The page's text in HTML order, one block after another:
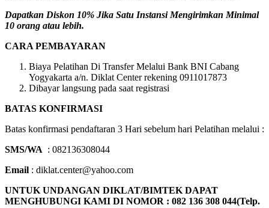
Dapatkan Diskon 10% Jika Satu Instansi Mengirimkan Minimal
10 orang atau lebih.
CARA PEMBAYARAN
Biaya Pelatihan Di Transfer Melalui Bank BNI Cabang
Yogyakarta a/n. Diklat Center rekening 0911017873
Dibayar langsung pada saat registrasi
BATAS KONFIRMASI
Batas konfirmasi pendaftaran 3 Hari sebelum hari Pelatihan melalui :
SMS/WA : 082136308044
Email : diklat.center@yahoo.com
UNTUK UNDANGAN DIKLAT/BIMTEK DAPAT
MENGHUBUNGI KAMI DI NOMOR : 082 136 308 044(Telp.